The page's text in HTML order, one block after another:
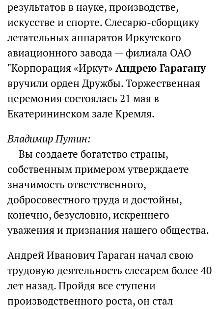
результатов в науке, производстве,
искусстве и спорте. Слесарю-сборщику
летательных аппаратов Иркутского
авиационного завода — филиала ОАО
"Корпорация «Иркут»Андрею Гарагану
вручили орден Дружбы. Торжественная
церемония состоялась 21 мая в
Екатерининском зале Кремля.
Владимир Путин:
— Вы создаете богатство страны,
собственным примером утверждаете
значимость ответственного,
добросовестного труда и достойны,
конечно, безусловно, искреннего
уважения и признания нашего общества.
Андрей Иванович Гараган начал свою
трудовую деятельность слесарем более 40
лет назад. Пройдя все ступени
производственного роста, он стал